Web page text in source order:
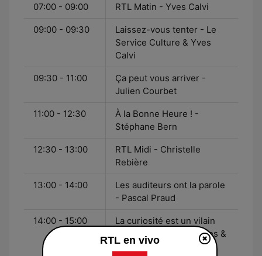
07:00 - 09:00 RTL Matin - Yves Calvi
09:00 - 09:30
Laissez-vous tenter - Le
Service Culture & Yves
Calvi
09:30 - 11:00
Ça peut vous arriver -
Julien Courbet
11:00 - 12:30
À la Bonne Heure ! -
Stéphane Bern
12:30 - 13:00
RTL Midi - Christelle
Rebière
13:00 - 14:00
Les auditeurs ont la parole
- Pascal Praud
14:00 - 15:00
La curiosité est un vilain
défaut - Thomas Hugues &
Anaïs Bouton
RTL en vivo